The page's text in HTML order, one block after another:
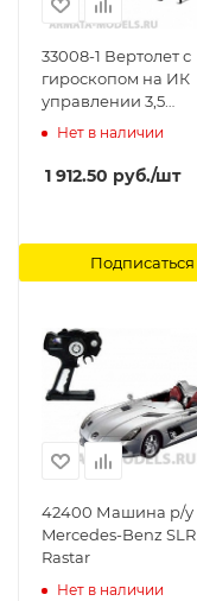
33008-1 Вертолет с
гироскопом на ИК
управлении 3,5
канальный,
Rastar
Нет в наличии
1 912.50 руб./шт
Подписаться
42400 Машина р/у
Mercedes-Benz SLR
Rastar
Нет в наличии